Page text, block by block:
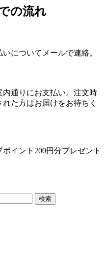
の流れ
についてメールで連絡。
通りにお支払い。注文時
た方はお届けをお待ちく